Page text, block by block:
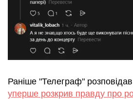
Раніше "Телеграф"
уперше розкрив правду про